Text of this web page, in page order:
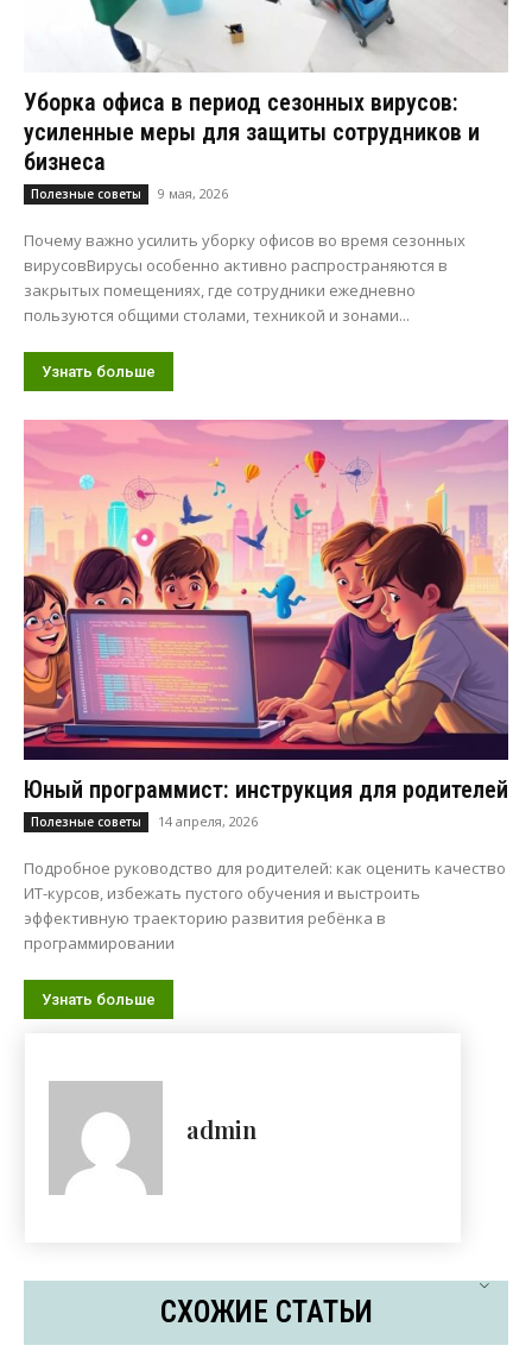
Уборка офиса в период сезонных вирусов:
усиленные меры для защиты сотрудников и
бизнеса
Полезные советы 9 мая, 2026
Почему важно усилить уборку офисов во время сезонных
вирусовВирусы особенно активно распространяются в
закрытых помещениях, где сотрудники ежедневно
пользуются общими столами, техникой и зонами...
Узнать больше
Юный программист: инструкция для родителей
Полезные советы 14 апреля, 2026
Подробное руководство для родителей: как оценить качество
ИТ-курсов, избежать пустого обучения и выстроить
эффективную траекторию развития ребёнка в
программировании
Узнать больше
admin
СХОЖИЕ СТАТЬИ